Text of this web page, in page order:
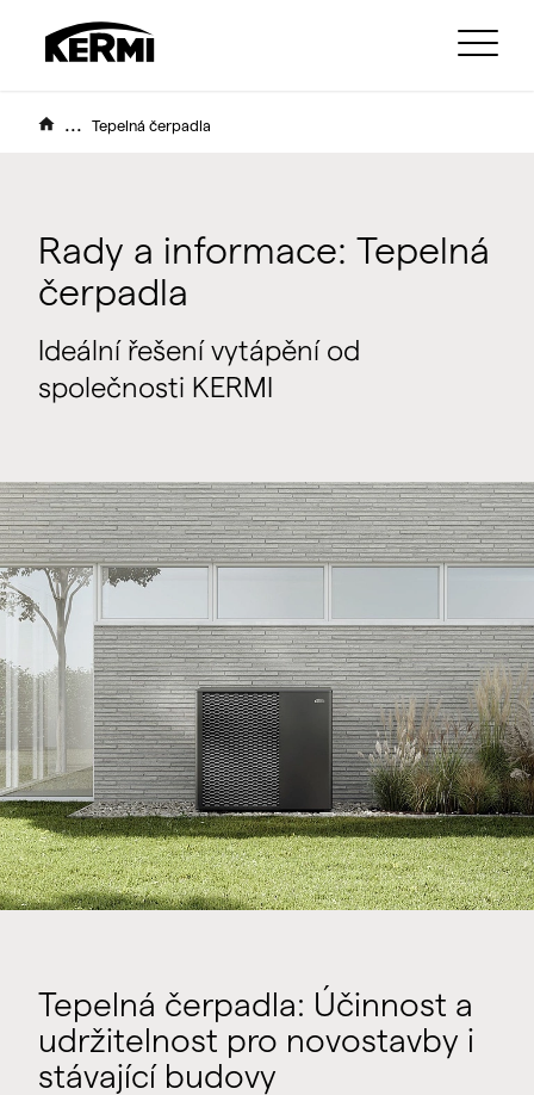
... Tepelná čerpadla
Rady a informace: Tepelná
čerpadla
Ideální řešení vytápění od
společnosti KERMI
Tepelná čerpadla: Účinnost a
udržitelnost pro novostavby i
stávající budovy